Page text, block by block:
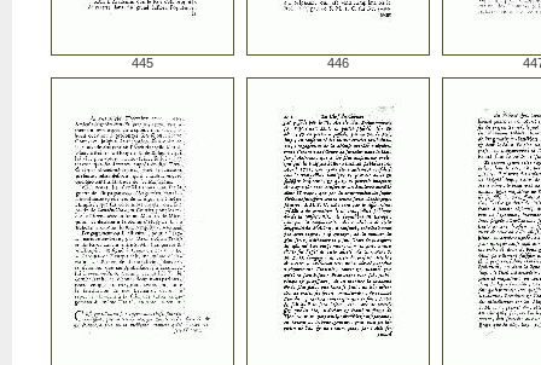
445 446